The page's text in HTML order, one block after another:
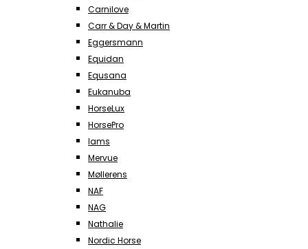
Carnilove
Carr & Day & Martin
Eggersmann
Equidan
Equsana
Eukanuba
HorseLux
HorsePro
Iams
Mervue
Møllerens
NAF
NAG
Nathalie
Nordic Horse